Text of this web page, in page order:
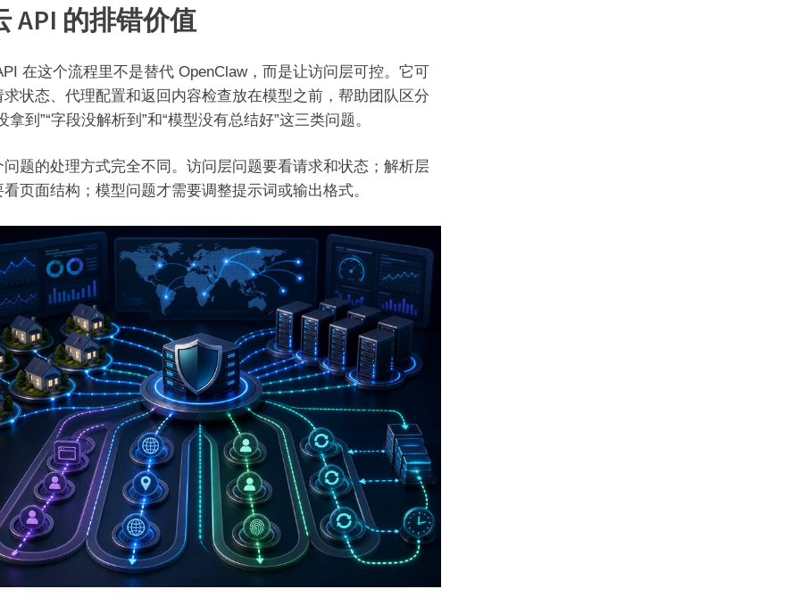
API 的排错价值
在这个流程里不是替代 OpenClaw，而是让访问层可控。它可
求状态、代理配置和返回内容检查放在模型之前，帮助团队区分
拿到”“字段没解析到”和“模型没有总结好”这三类问题。
问题的处理方式完全不同。访问层问题要看请求和状态；解析层
页面结构；模型问题才需要调整提示词或输出格式。